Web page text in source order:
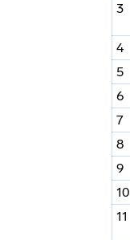
3
4
5
6
7
8
9
10
11